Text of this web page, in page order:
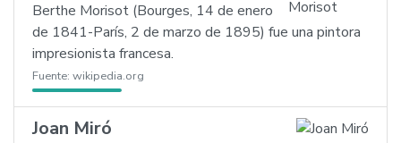
Berthe Morisot (Bourges, 14 de enero
de 1841-París, 2 de marzo de 1895) fue una pintora
impresionista francesa.
Fuente: wikipedia.org
Joan Miró